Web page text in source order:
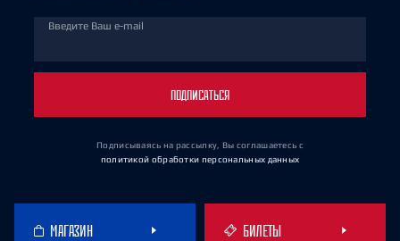
Введите Ваш e-mail
ПОДПИСАТЬСЯ
Подписываясь на рассылку, Вы соглашаетесь с
политикой обработки персональных данных
МАГАЗИН БИЛЕТЫ